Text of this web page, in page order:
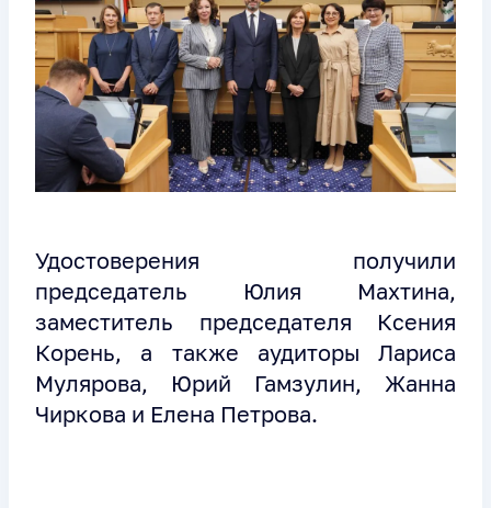
Удостоверения получили
председатель Юлия Махтина,
заместитель председателя Ксения
Корень, а также аудиторы Лариса
Мулярова, Юрий Гамзулин, Жанна
Чиркова и Елена Петрова.